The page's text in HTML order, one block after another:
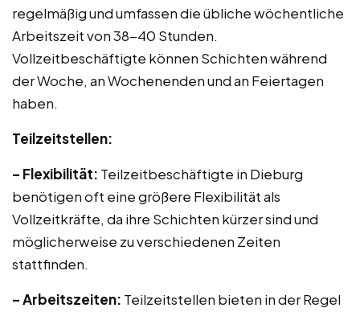
regelmäßig und umfassen die übliche wöchentliche
Arbeitszeit von 38-40 Stunden.
Vollzeitbeschäftigte können Schichten während
der Woche, an Wochenenden und an Feiertagen
haben.
Teilzeitstellen:
– Flexibilität: Teilzeitbeschäftigte in Dieburg
benötigen oft eine größere Flexibilität als
Vollzeitkräfte, da ihre Schichten kürzer sind und
möglicherweise zu verschiedenen Zeiten
stattfinden.
– Arbeitszeiten: Teilzeitstellen bieten in der Regel